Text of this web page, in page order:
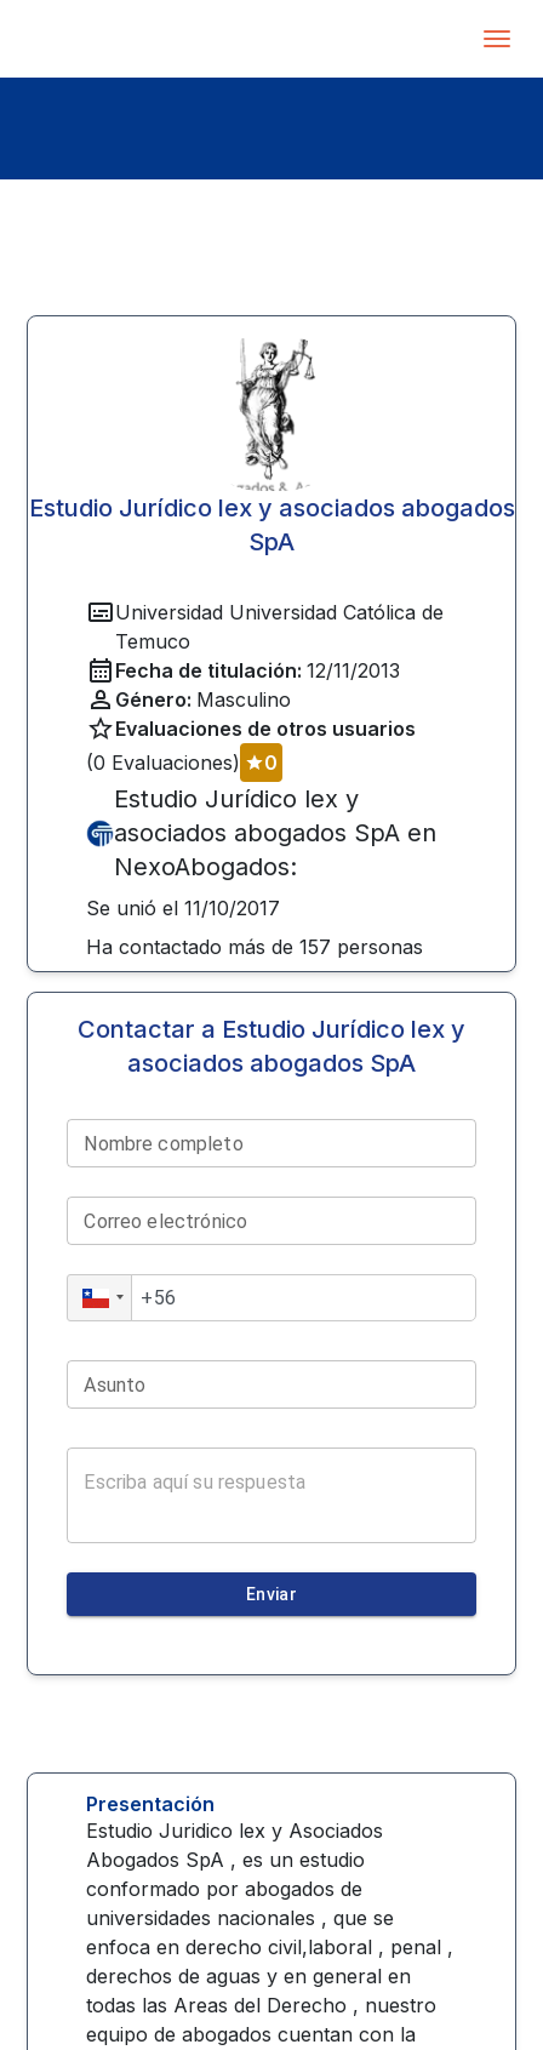
Estudio Jurídico lex y asociados abogados
SpA
Universidad Universidad Católica de
Temuco
Fecha de titulación: 12/11/2013
Género: Masculino
Evaluaciones de otros usuarios
(0 Evaluaciones) 0
Estudio Jurídico lex y
asociados abogados SpA en
NexoAbogados:
Se unió el 11/10/2017
Ha contactado más de157 personas
Contactar a Estudio Jurídico lex y
asociados abogados SpA
Nombre completo
Correo electrónico
Asunto
Enviar
Presentación
Estudio Juridico lex y Asociados
Abogados SpA , es un estudio
conformado por abogados de
universidades nacionales , que se
enfoca en derecho civil,laboral , penal ,
derechos de aguas y en general en
todas las Areas del Derecho , nuestro
equipo de abogados cuentan con la